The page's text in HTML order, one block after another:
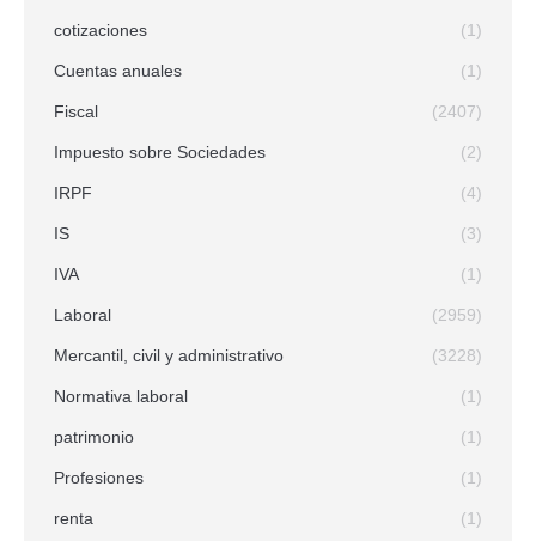
cotizaciones (1)
Cuentas anuales (1)
Fiscal (2407)
Impuesto sobre Sociedades (2)
IRPF (4)
IS (3)
IVA (1)
Laboral (2959)
Mercantil, civil y administrativo (3228)
Normativa laboral (1)
patrimonio (1)
Profesiones (1)
renta (1)